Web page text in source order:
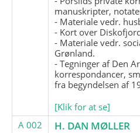
manuskripter,
- Materiale vedr.
- Kort over
- Materiale vedr.
Grønland.
- Tegninger af Den
korrespondancer,
fra begyndelsen af
[Klik for at se]
A 002
H. DAN MØLLER